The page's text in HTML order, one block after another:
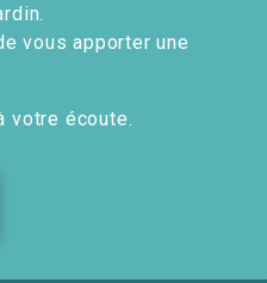
vous apporter une
votre écoute.